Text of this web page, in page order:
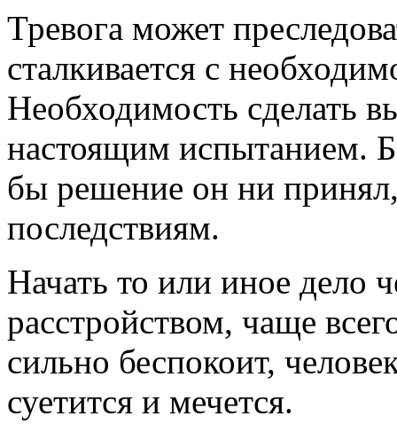
Тревога может
сталкивается с
Необходимость сделать
настоящим испытанием.
бы решение он ни
последствиям.
Начать то или иное дело
расстройством, чаще
сильно беспокоит,
суетится и мечется.